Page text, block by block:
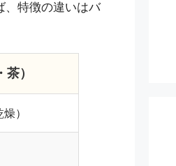
、特徴の違いはバ
）
）